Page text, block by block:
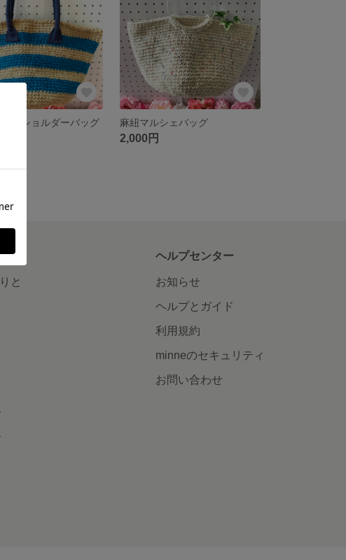
ダーショルダーバッグ 麻紐マルシェバッグ
2,000円
と
ヘルプセンター
お知らせ
ヘルプとガイド
利用規約
minneのセキュリティ
お問い合わせ